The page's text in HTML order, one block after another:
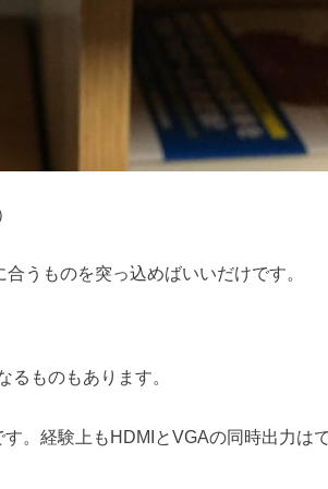
うものを突っ込めばいいだけです。
ものもあります。
す。経験上もHDMIとVGAの同時出力は